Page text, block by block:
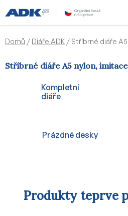
na
obsah
Domů / Diáře ADK / Stříbrné diáře
Stříbrné diáře A5 nylon,
Kompletní
diáře
Prázdné desky
Produkty teprve